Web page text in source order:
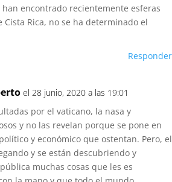
han encontrado recientemente esferas
Cista Rica, no se ha determinado el
Responder
el 28 junio, 2020 a las 19:01
por el vaticano, la nasa y
y no las revelan porque se pone en
y económico que ostentan. Pero, el
y se están descubriendo y
muchas cosas que les es